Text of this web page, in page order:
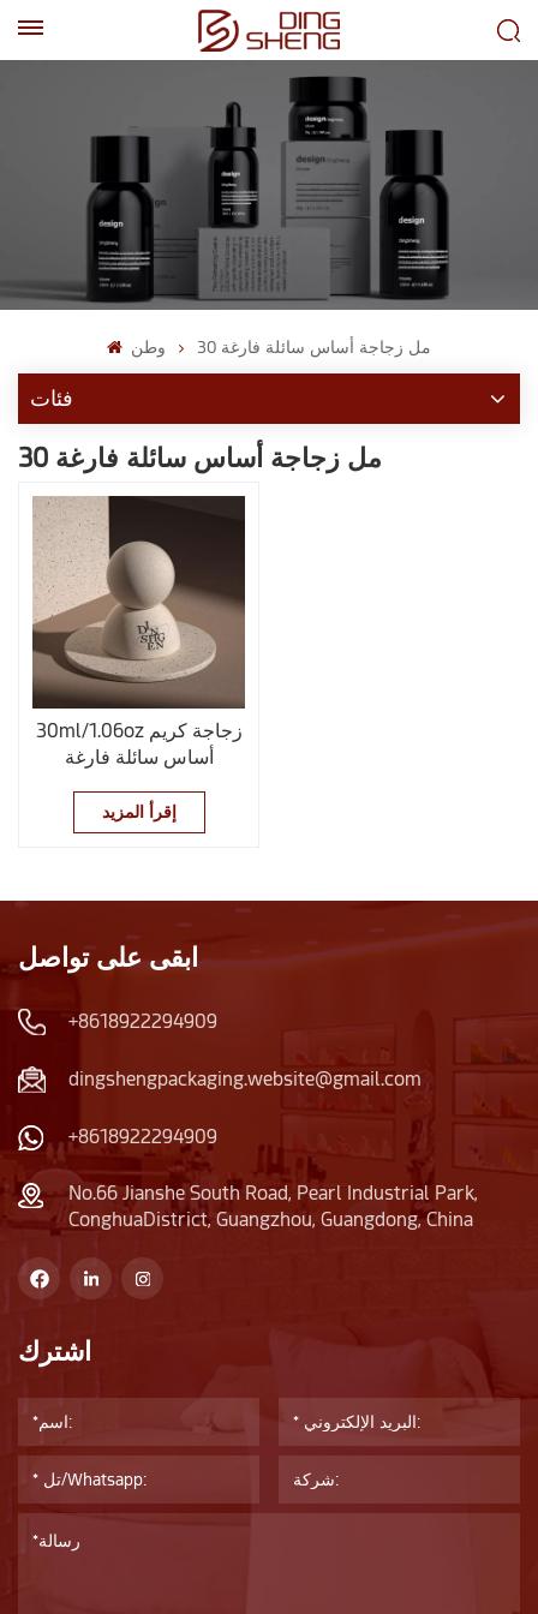
وطن 30 مل زجاجة أساس سائلة فارغة
فئات
30 مل زجاجة أساس سائلة فارغة
30ml/1.06oz زجاجة كريم
أساس سائلة فارغة
إقرأ المزيد
ابقى على تواصل
+8618922294909
dingshengpackaging.website@gmail.com
+8618922294909
No.66 Jianshe South Road, Pearl Industrial Park,
ConghuaDistrict, Guangzhou, Guangdong, China
اشترك